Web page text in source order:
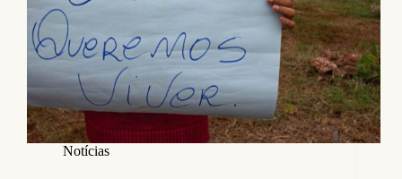
Notícias